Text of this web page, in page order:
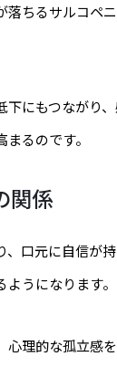
落ちるサルコペ
下にもつながり
るのです。
関係
口元に自信が持
うになります。
心理的な孤立感